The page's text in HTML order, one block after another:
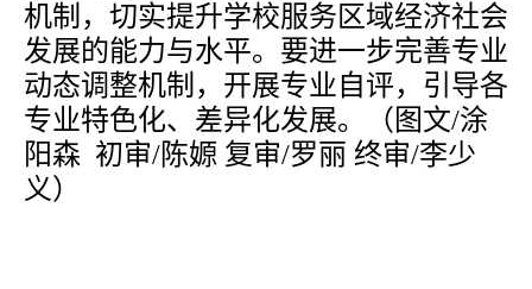
机制，切实提升学校服务 区域经济社会
发展的能力与水平。要进一步完善专业
动态调整机制，开展专业自评，引导各
专业特色化、差异化发展。（图文/涂
阳森 初审/陈嫄 复审/罗丽 终审/李少
义）